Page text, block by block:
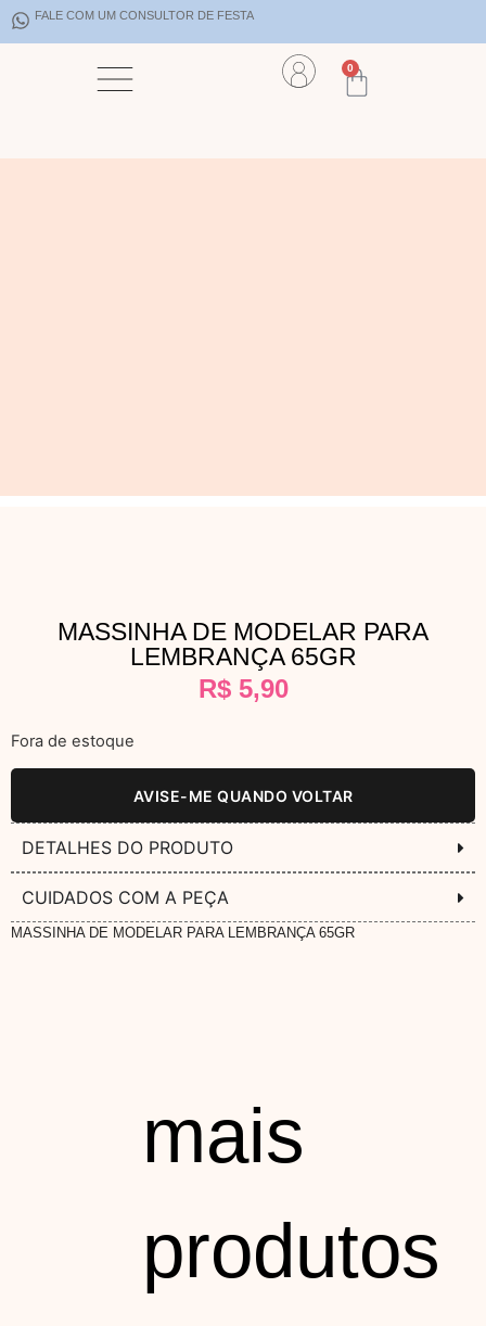
FALE COM UM CONSULTOR DE FESTA
0
MASSINHA DE MODELAR PARA
LEMBRANÇA 65GR
R$5,90
Fora de estoque
AVISE-ME QUANDO VOLTAR
DETALHES DO PRODUTO
CUIDADOS COM A PEÇA
MASSINHA DE MODELAR PARA LEMBRANÇA 65GR
mais
produtos